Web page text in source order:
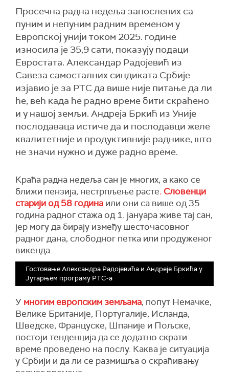
Просечна радна недеља запослених са
пуним и непуним радним временом у
Европској унији током 2025. године
износила је 35,9 сати, показују подаци
Евростата. Александар Радојевић из
Савеза самосталних синдиката Србије
изјавио је за РТС да више није питање да ли
ће, већ када ће радно време бити скраћено
и у нашој земљи. Андреја Бркић из Уније
послодаваца истиче да и послодавци желе
квалитетније и продуктивније раднике, што
не значи нужно и дуже радно време.
Краћа радна недеља сан је многих, а како се
ближи пензија, нестрпљење расте. Словенци
старији од 58 година или они са више од 35
година радног стажа од 1. јануара живе тај сан,
јер могу да бирају између шесточасовног
радног дана, слободног петка или продуженог
викенда.
Гостовање Александра Радојевића и Андреје Бркића у
Јутарњем програму РТС-а
У многим европским земљама, попут Немачке,
Велике Британије, Португалије, Исланда,
Шведске, Француске, Шпаније и Пољске,
постоји тенденција да се додатно скрати
време проведено на послу. Каква је ситуација
у Србији и да ли се размишља о скраћивању